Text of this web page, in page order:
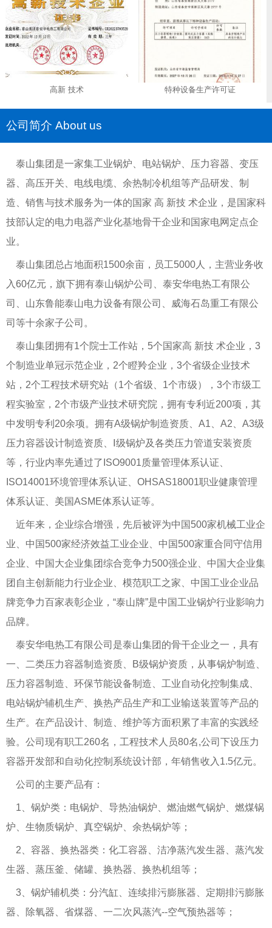
高新 技术 特种设备生产许可证
公司简介 About us
泰山集团是一家集工业锅炉、电站锅炉、压力容器、变压
器、高压开关、电线电缆、余热制冷机组等产品研发、制
造、销售与技术服务为一体的国家 高 新技 术企业，是国家科
技部认定的电力电器产业化基地骨干企业和国家电网定点企
业。
泰山集团总占地面积1500余亩，员工5000人，主营业务收
入60亿元，旗下拥有泰山锅炉公司、泰安华电热工有限公
司、山东鲁能泰山电力设备有限公司、威海石岛重工有限公
司等十余家子公司。
泰山集团拥有1个院士工作站，5个国家高 新技 术企业，3
个制造业单冠示范企业，2个瞪羚企业，3个省级企业技术
站，2个工程技术研究站（1个省级、1个市级），3个市级工
程实验室，2个市级产业技术研究院，拥有专利近200项，其
中发明专利20余项。拥有A级锅炉制造资质、A1、A2、A3级
压力容器设计制造资质、Ⅰ级锅炉及各类压力管道安装资质
等，行业内率先通过了ISO9001质量管理体系认证、
ISO14001环境管理体系认证、OHSAS18001职业健康管理
体系认证、美国ASME体系认证等。
近年来，企业综合增强，先后被评为中国500家机械工业企
业、中国500家经济效益工业企业、中国500家重合同守信用
企业、中国大企业集团综合竞争力500强企业、中国大企业集
团自主创新能力行业企业、模范职工之家、中国工业企业品
牌竞争力百家表彰企业，“泰山牌”是中国工业锅炉行业影响力
品牌。
泰安华电热工有限公司是泰山集团的骨干企业之一，具有
一、二类压力容器制造资质、B级锅炉资质，从事锅炉制造、
压力容器制造、环保节能设备制造、工业自动化控制集成、
电站锅炉辅机生产、换热产品生产和工业输送装置等产品的
生产。在产品设计、制造、维护等方面积累了丰富的实践经
验。公司现有职工260名，工程技术人员80名,公司下设压力
容器开发部和自动化控制系统设计部，年销售收入1.5亿元。
公司的主要产品有：
1、锅炉类：电锅炉、导热油锅炉、燃油燃气锅炉、燃煤锅
炉、生物质锅炉、真空锅炉、余热锅炉等；
2、容器、换热器类：化工容器、洁净蒸汽发生器、蒸汽发
生器、蒸压釜、储罐、换热器、换热机组等；
3、锅炉辅机类：分汽缸、连续排污膨胀器、定期排污膨胀
器、除氧器、省煤器、一二次风蒸汽--空气预热器等；